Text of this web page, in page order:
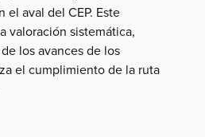
aval del CEP. Este
valoración sistemática,
los avances de los
el cumplimiento de la ruta